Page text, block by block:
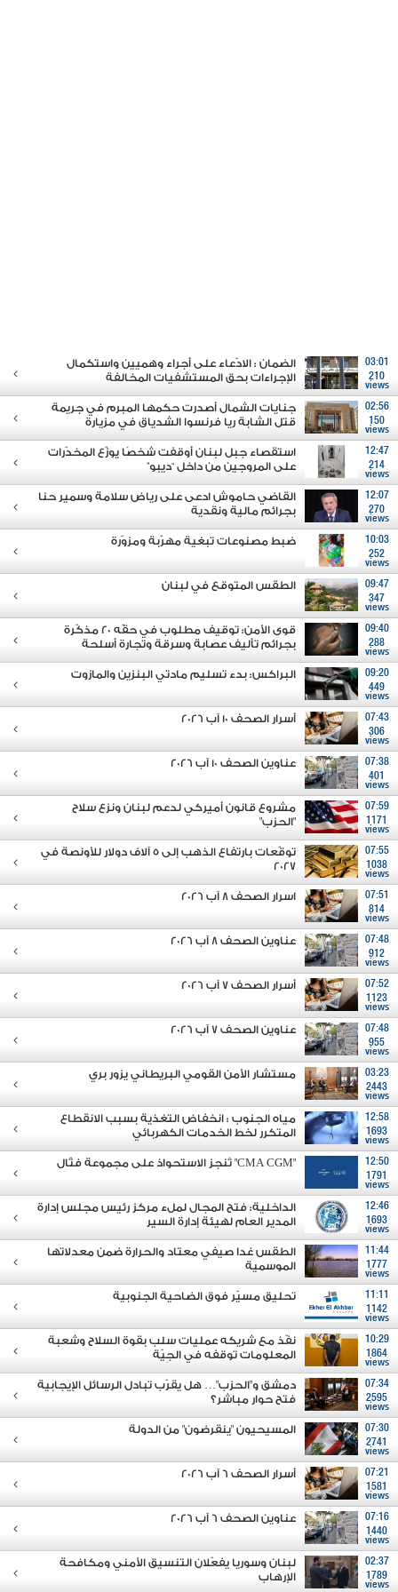
03:01
210
views
الضمان : الادّعاء على أجراء وهميين واستكمال
الإجراءات بحق المستشفيات المخالفة
02:56
150
views
جنايات الشمال أصدرت حكمها المبرم في جريمة
قتل الشابة ريا فرنسوا الشدياق في مزيارة
12:47
214
views
استقصاء جبل لبنان أوقفت شخصًا يوزّع المخدّرات
على المروجين من داخل “ديبو”
12:07
270
views
القاضي حاموش ادعى على رياض سلامة وسمير حنا
بجرائم مالية ونقدية
10:03
252
views
ضبط مصنوعات تبغية مهرّبة ومزوّرة
09:47
347
views
الطقس المتوقع في لبنان
09:40
288
views
قوى الأمن: توقيف مطلوب في حقّه 20 مذكّرة
بجرائم تأليف عصابة وسرقة وتجارة أسلحة
09:20
449
views
البراكس: بدء تسليم مادتي البنزين والمازوت
07:43
306
views
أسرار الصحف 10 آب 2026
07:38
401
views
عناوين الصحف 10 آب 2026
07:59
1171
views
مشروع قانون أميركي لدعم لبنان ونزع سلاح
"الحزب"
07:55
1038
views
توقّعات بارتفاع الذهب إلى 5 آلاف دولار للأونصة في
2027
07:51
814
views
اسرار الصحف 8 آب 2026
07:48
912
views
عناوين الصحف 8 آب 2026
07:52
1123
views
أسرار الصحف 7 آب 2026
07:48
955
views
عناوين الصحف 7 آب 2026
03:23
2443
views
مستشار الأمن القومي البريطاني يزور بري
12:58
1693
views
مياه الجنوب : انخفاض التغذية بسبب الانقطاع
المتكرر لخط الخدمات الكهربائي
12:50
1791
views
"CMA CGM" تُنجز الاستحواذ على مجموعة فتّال
12:46
1693
views
الداخلية: فتح المجال لملء مركز رئيس مجلس إدارة
المدير العام لهيئة إدارة السير
11:44
1777
views
الطقس غدا صيفي معتاد والحرارة ضمن معدلاتها
الموسمية
11:11
1142
views
تحليق مسيّر فوق الضاحية الجنوبية
10:29
1864
views
نفّذ مع شريكه عمليات سلب بقوة السلاح وشعبة
المعلومات توقفه في الجِيّة
07:34
2595
views
دمشق و"الحزب"… هل يقرّب تبادل الرسائل الإيجابية
فتح حوار مباشر؟
07:30
2741
views
المسيحيون "ينقرضون" من الدولة
07:21
1581
views
أسرار الصحف 6 آب 2026
07:16
1440
views
عناوين الصحف 6 آب 2026
02:37
1789
views
لبنان وسوريا يفعّلان التنسيق الأمني ومكافحة
الإرهاب